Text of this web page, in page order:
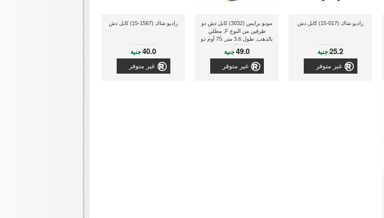
راديو شاك (017-15) كابل دش
25.2جنية
غير متوفر
مونو برايس (3032) كابل دش ذو
طرفين من النوع F, مطلي
بالذهب, طول 3.6 متر, 75 أوم ذو
لون أسود
49.0جنية
غير متوفر
راديو شاك (1567-15) كابل دش
40.0جنية
غير متوفر